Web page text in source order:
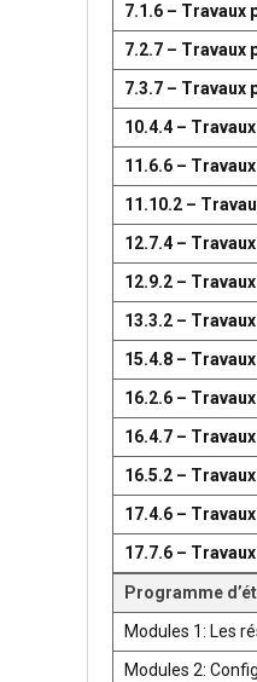
7.1.6 – Travaux
7.2.7 – Travaux
7.3.7 – Travaux
10.4.4 –
11.6.6 –
11.10.2 –
12.7.4 –
12.9.2 –
13.3.2 –
15.4.8 –
16.2.6 –
16.4.7 –
16.5.2 –
17.4.6 –
17.7.6 –
Programme
Modules 1: Les
Modules 2: